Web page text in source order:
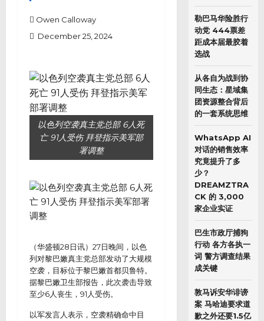
Owen Calloway
December 25, 2024
以色列空袭真主党总部 6人死
亡 91人受伤 拜登指示美军部
署调整
（华盛顿28日讯）27日晚间，以色
列对黎巴嫩真主党总部发动了大规模
空袭，目标位于黎巴嫩首都贝鲁特。
据黎巴嫩卫生部报告，此次袭击导致
至少6人丧生，91人受伤。
以军发言人表示，空袭精确命中目
勒巴马华险胜行
动党 444票差
距成本届最胶着
选战
从各自为战到协
同生态：星域集
团资源整合背后
的一套系统思维
WhatsApp AI
对话的销售效率
究竟提升了多
少？
DREAMZTRA
CK 的 3,000
家企业实证
巴生市政厅捕狗
行动 各方各执一
词 警方调查结果
成关键
敦马诉安华诽谤
案 马哈迪要求道
歉之外还要1.5亿